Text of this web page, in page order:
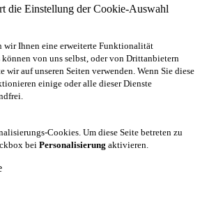
die Einstellung der Cookie-Auswahl
wir Ihnen eine erweiterte Funktionalität
von uns selbst, oder von Drittanbietern
wir auf unseren Seiten verwenden. Wenn Sie diese
einige oder alle dieser Dienste
Cookies. Um diese Seite betreten zu
bei Personalisierung aktivieren.